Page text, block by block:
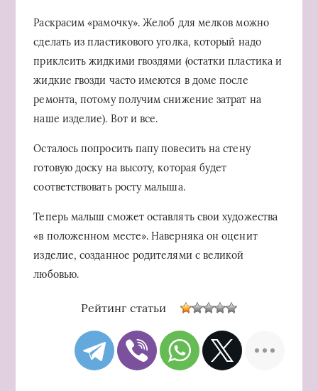
Раскрасим «рамочку». Желоб для мелков можно
сделать из пластикового уголка, который надо
приклеить жидкими гвоздями (остатки пластика и
жидкие гвозди часто имеются в доме после
ремонта, потому получим снижение затрат на
наше изделие). Вот и все.
Осталось попросить папу повесить на стену
готовую доску на высоту, которая будет
соответствовать росту малыша.
Теперь малыш сможет оставлять свои художества
«в положенном месте». Наверняка он оценит
изделие, созданное родителями с великой
любовью.
Рейтинг статьи